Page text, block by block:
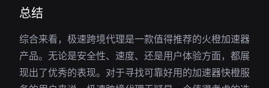
总结
综合来看，极速跨境代理是一款值得推荐的火橙加速器
产品。无论是安全性、速度、还是用户体验方面，都展
现出了优秀的表现。对于寻找可靠好用的加速器快橙服